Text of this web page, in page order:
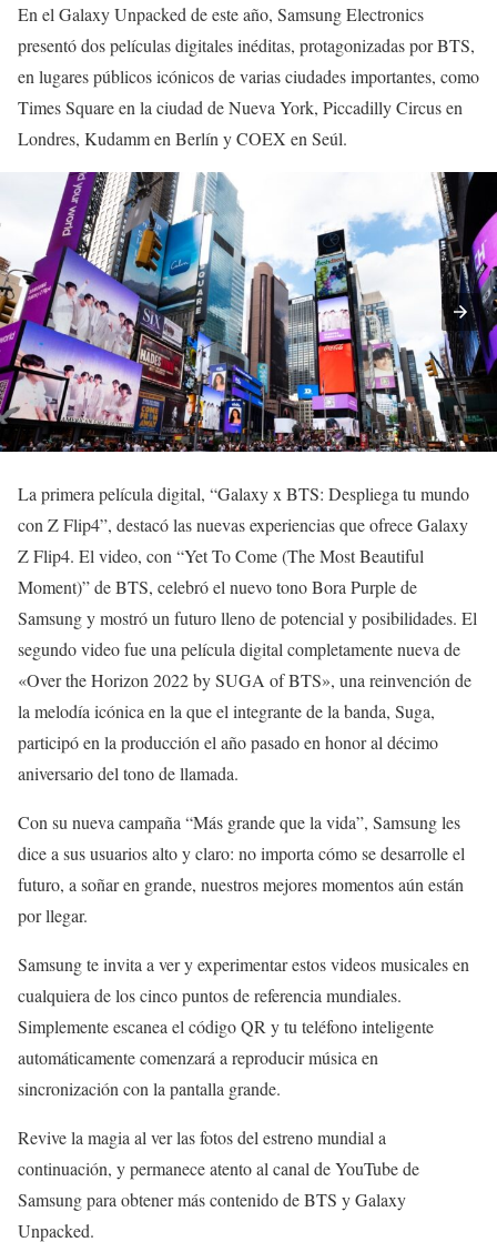
En el Galaxy Unpacked de este año, Samsung Electronics
presentó dos películas digitales inéditas, protagonizadas por BTS,
en lugares públicos icónicos de varias ciudades importantes, como
Times Square en la ciudad de Nueva York, Piccadilly Circus en
Londres, Kudamm en Berlín y COEX en Seúl.
La primera película digital, “Galaxy x BTS: Despliega tu mundo
con Z Flip4”, destacó las nuevas experiencias que ofrece Galaxy
Z Flip4. El video, con “Yet To Come (The Most Beautiful
Moment)” de BTS, celebró el nuevo tono Bora Purple de
Samsung y mostró un futuro lleno de potencial y posibilidades. El
segundo video fue una película digital completamente nueva de
«Over the Horizon 2022 by SUGA of BTS», una reinvención de
la melodía icónica en la que el integrante de la banda, Suga,
participó en la producción el año pasado en honor al décimo
aniversario del tono de llamada.
Con su nueva campaña “Más grande que la vida”, Samsung les
dice a sus usuarios alto y claro: no importa cómo se desarrolle el
futuro, a soñar en grande, nuestros mejores momentos aún están
por llegar.
Samsung te invita a ver y experimentar estos videos musicales en
cualquiera de los cinco puntos de referencia mundiales.
Simplemente escanea el código QR y tu teléfono inteligente
automáticamente comenzará a reproducir música en
sincronización con la pantalla grande.
Revive la magia al ver las fotos del estreno mundial a
continuación, y permanece atento al canal de YouTube de
Samsung para obtener más contenido de BTS y Galaxy
Unpacked.